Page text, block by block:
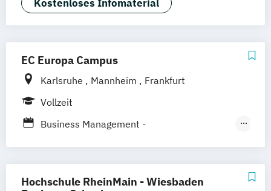
CRM & Vertrieb (DE/EN)
Strategic Marketing Management (DE/EN)
Kostenloses Infomaterial
EC Europa Campus
Karlsruhe Mannheim
Frankfurt
Vollzeit
Business Management -
Hochschule RheinMain - Wiesbaden